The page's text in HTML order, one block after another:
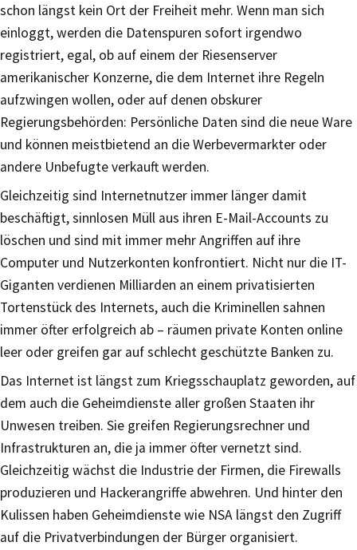
schon längst kein Ort der Freiheit mehr. Wenn man sich
einloggt, werden die Datenspuren sofort irgendwo
registriert, egal, ob auf einem der Riesenserver
amerikanischer Konzerne, die dem Internet ihre Regeln
aufzwingen wollen, oder auf denen obskurer
Regierungsbehörden: Persönliche Daten sind die neue Ware
und können meistbietend an die Werbevermarkter oder
andere Unbefugte verkauft werden.
Gleichzeitig sind Internetnutzer immer länger damit
beschäftigt, sinnlosen Müll aus ihren E-Mail-Accounts zu
löschen und sind mit immer mehr Angriffen auf ihre
Computer und Nutzerkonten konfrontiert. Nicht nur die IT-
Giganten verdienen Milliarden an einem privatisierten
Tortenstück des Internets, auch die Kriminellen sahnen
immer öfter erfolgreich ab – räumen private Konten online
leer oder greifen gar auf schlecht geschützte Banken zu.
Das Internet ist längst zum Kriegsschauplatz geworden, auf
dem auch die Geheimdienste aller großen Staaten ihr
Unwesen treiben. Sie greifen Regierungsrechner und
Infrastrukturen an, die ja immer öfter vernetzt sind.
Gleichzeitig wächst die Industrie der Firmen, die Firewalls
produzieren und Hackerangriffe abwehren. Und hinter den
Kulissen haben Geheimdienste wie NSA längst den Zugriff
auf die Privatverbindungen der Bürger organisiert.